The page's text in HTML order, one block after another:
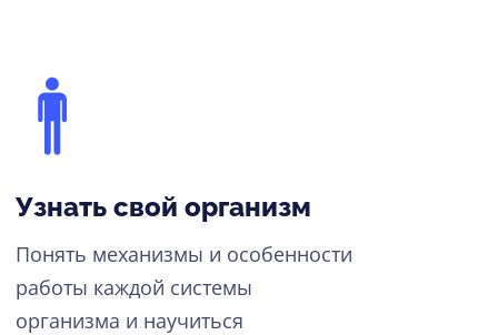
Узнать свой организм
Понять механизмы и особенности
работы каждой системы
организма и научиться